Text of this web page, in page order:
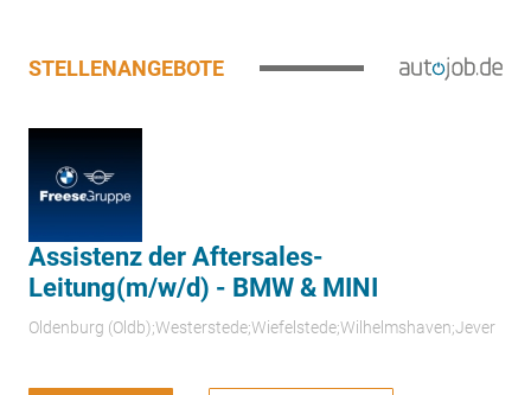
STELLENANGEBOTE
Assistenz der Aftersales-
Leitung(m/w/d) - BMW & MINI
Oldenburg (Oldb);Westerstede;Wiefelstede;Wilhelmshaven;Jever